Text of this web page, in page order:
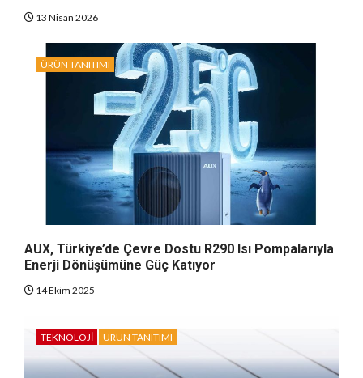
13 Nisan 2026
ÜRÜN TANITIMI
AUX, Türkiye’de Çevre Dostu R290 Isı Pompalarıyla
Enerji Dönüşümüne Güç Katıyor
14 Ekim 2025
TEKNOLOJI ÜRÜN TANITIMI